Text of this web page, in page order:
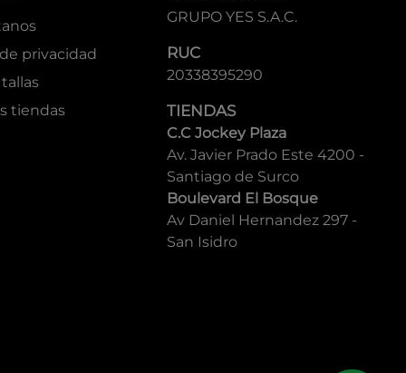
privacidad
tiendas
GRUPO YES S.A.C.
RUC
20338395290
TIENDAS
C.C Jockey Plaza
Av. Javier Prado Este 4200 -
Santiago de Surco
Boulevard El Bosque
Av Daniel Hernandez 297 -
San Isidro